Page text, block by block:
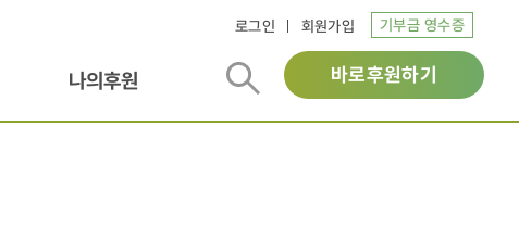
로그인 회원가입 기부금 영수증
나의후원 바로후원하기